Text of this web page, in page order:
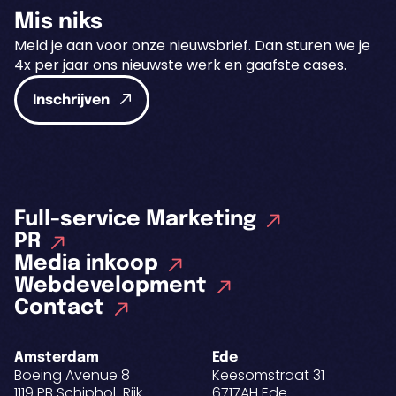
Mis niks
Meld je aan voor onze nieuwsbrief. Dan sturen we je
4x per jaar ons nieuwste werk en gaafste cases.
Inschrijven
Full-service Marketing
PR
Media inkoop
Webdevelopment
Contact
Amsterdam
Boeing Avenue 8
Ede
Keesomstraat 31